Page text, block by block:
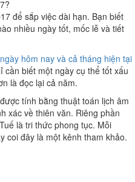
để sắp việc dài hạn. Bạn biết
nhiều ngày tốt, mốc lễ và tiết
hôm nay và cả tháng hiện tại
cần biết một ngày cụ thể tốt xấu
là đọc lại cả năm.
tính bằng thuật toán lịch âm
xác về thiên văn. Riêng phần
là tri thức phong tục. Mỗi
coi đây là một kênh tham khảo.